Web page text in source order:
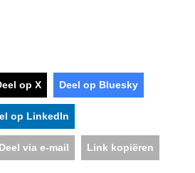
op X Deel op Bluesky
op LinkedIn
Deel via e-mail Link kopiëren